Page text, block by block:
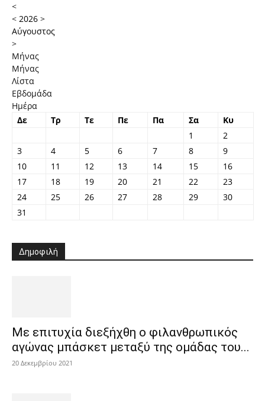
<
< 2026 >
Αύγουστος
>
Μήνας
Μήνας
Λίστα
Εβδομάδα
Ημέρα
Δε
Τρ Τε Πε Πα Σα
Κυ
1
2
3
4 5 6 7 8
9
10
11 12 13 14 15
16
17
18 19 20 21 22
23
24
25 26 27 28 29
30
31
Δημοφιλή
Με επιτυχία διεξήχθη ο φιλανθρωπικός
αγώνας μπάσκετ μεταξύ της ομάδας του...
20 Δεκεμβρίου 2021